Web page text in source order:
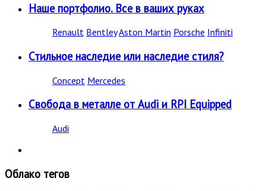
Наше портфолио. Все в ваших руках
Renault BentleyAston Martin Porsche Infiniti
Стильное наследие или наследие стиля?
Concept Mercedes
Свобода в металле от Audi и RPI Equipped
Audi
Облако тегов